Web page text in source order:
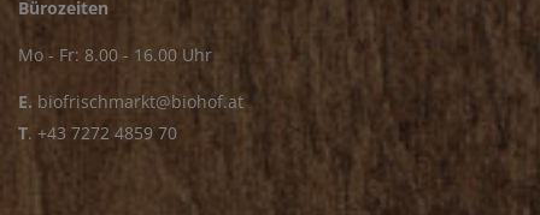
Bürozeiten
Mo - Fr: 8.00 - 16.00 Uhr
E. biofrischmarkt@biohof.at
T. +43 7272 4859 70